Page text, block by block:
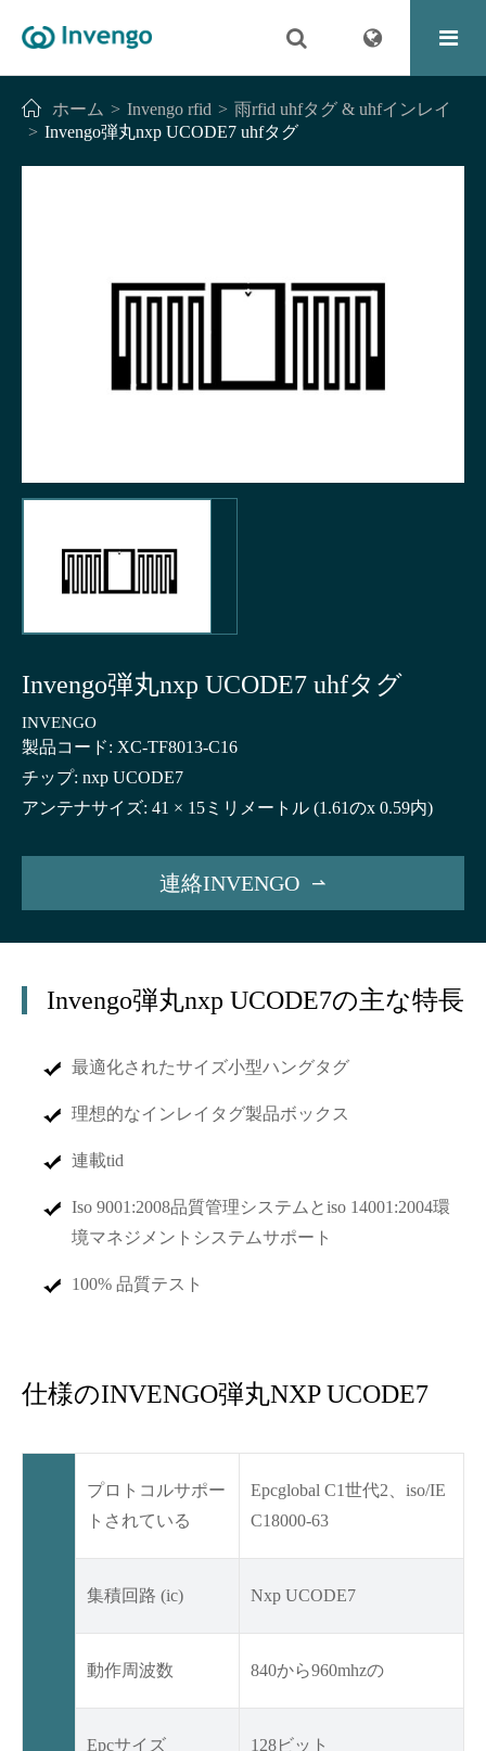
ホーム Invengo rfid
雨rfid uhfタグ & uhfインレイ
Invengo弾丸nxp UCODE7 uhfタグ
Invengo弾丸nxp UCODE7 uhfタグ
INVENGO
製品コード: XC-TF8013-C16
チップ: nxp UCODE7
アンテナサイズ: 41 × 15ミリメートル (1.61のx 0.59内)
連絡INVENGO 
Invengo弾丸nxp UCODE7の主な特長
最適化されたサイズ小型ハングタグ
理想的なインレイタグ製品ボックス
連載tid
Iso 9001:2008品質管理システムとiso 14001:2004環
境マネジメントシステムサポート
100% 品質テスト
仕様のINVENGO弾丸NXP UCODE7
プロトコルサポー
トされている
Epcglobal C1世代2、iso/IE
C18000-63
集積回路 (ic) Nxp UCODE7
動作周波数 840から960mhzの
Epcサイズ 128ビット